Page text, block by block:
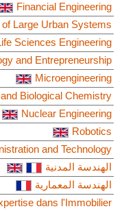
Financial Engineering
Large Urban Systems
Sciences Engineering
and Entrepreneurship
Microengineering
Biological Chemistry
Nuclear Engineering
Robotics
and Technology
الهندسة المدنية
الهندسة المعمارية
dans l'Immobilier